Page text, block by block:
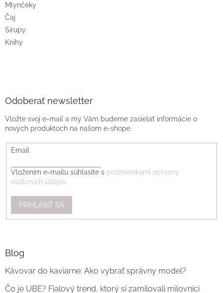
Mlynčeky
Čaj
Sirupy
Knihy
Odoberať newsletter
Vložte svoj e-mail a my Vám budeme zasielať informácie o
nových produktoch na našom e-shope.
Email
Vložením e-mailu súhlasíte s podmienkami ochrany
osobných údajov
PRIHLÁSIŤ SA
Blog
Kávovar do kaviarne: Ako vybrať správny model?
Čo je UBE? Fialový trend, ktorý si zamilovali milovníci